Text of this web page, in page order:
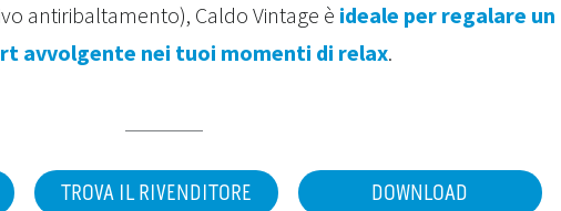
antiribaltamento), Caldo Vintage è ideale per regalare un
avvolgente nei tuoi momenti di relax.
TROVA IL RIVENDITORE DOWNLOAD